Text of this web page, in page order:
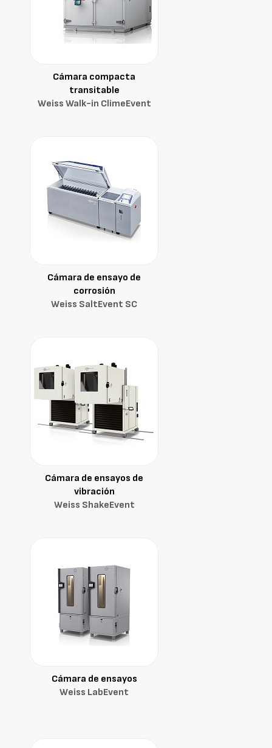
Cámara compacta
transitable
Weiss Walk-in ClimeEvent
Cámara de ensayo de
corrosión
Weiss SaltEvent SC
Cámara de ensayos de
vibración
Weiss ShakeEvent
Cámara de ensayos
Weiss LabEvent